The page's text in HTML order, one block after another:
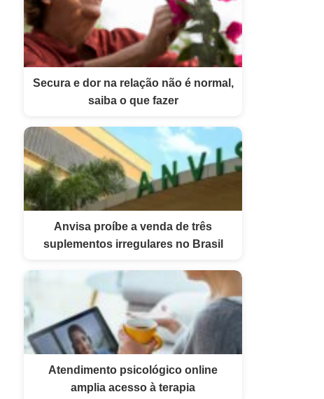
Secura e dor na relação não é normal,
saiba o que fazer
Anvisa proíbe a venda de três
suplementos irregulares no Brasil
Atendimento psicológico online
amplia acesso à terapia